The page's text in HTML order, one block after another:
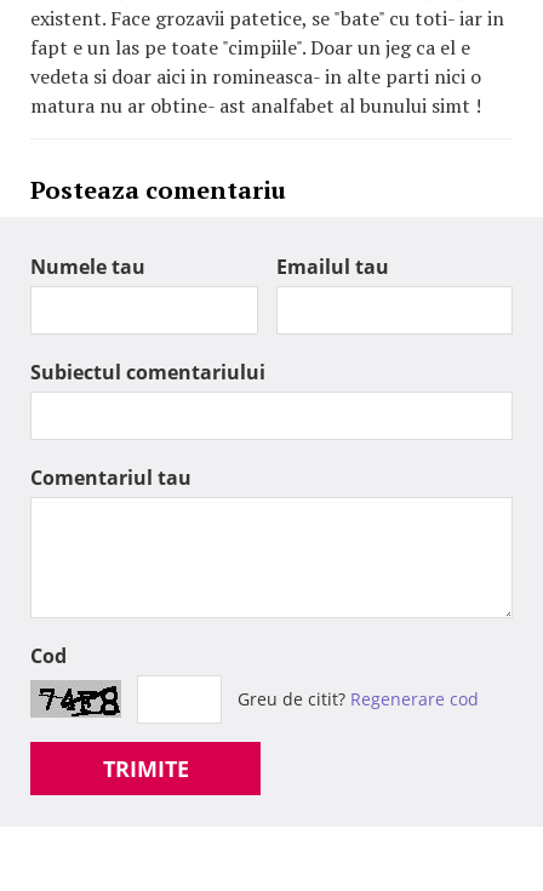
existent. Face grozavii patetice, se "bate" cu toti- iar in
fapt e un las pe toate "cimpiile". Doar un jeg ca el e
vedeta si doar aici in romineasca- in alte parti nici o
matura nu ar obtine- ast analfabet al bunului simt !
Posteaza comentariu
Numele tau Emailul tau
Subiectul comentariului
Comentariul tau
Cod
Greu de citit? Regenerare cod
TRIMITE